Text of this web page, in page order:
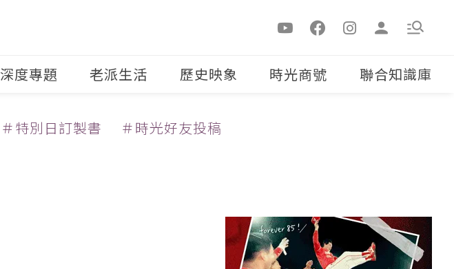
深度專題 老派生活 歷史映象 時光商號 聯合知識庫
＃特別日訂製書 ＃時光好友投稿